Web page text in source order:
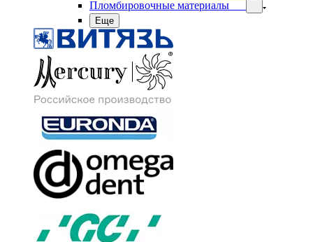
Пломбировочные материалы
Еще